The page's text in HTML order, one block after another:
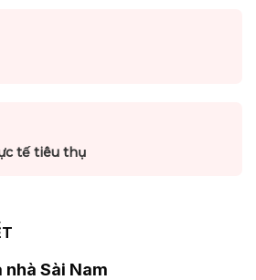
tế tiêu thụ
nhà Sài Nam